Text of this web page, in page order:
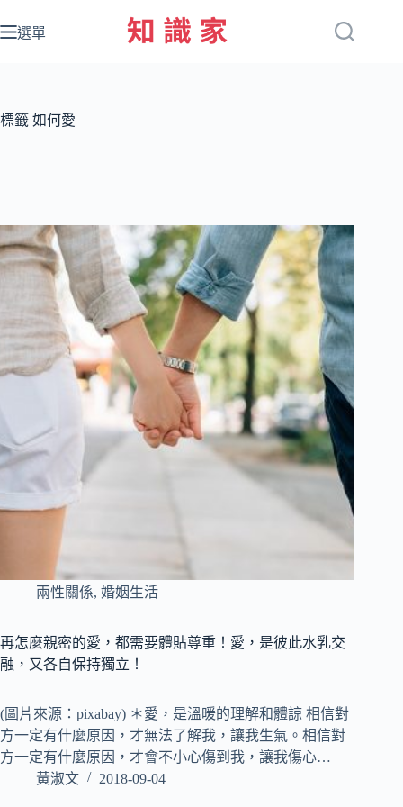
至
容
選單
標籤 如何愛
兩性關係, 婚姻生活
再怎麼親密的愛，都需要體貼尊重！愛，是彼此水乳交
融，又各自保持獨立！
(圖片來源：pixabay) ＊愛，是溫暖的理解和體諒 相信對
方一定有什麼原因，才無法了解我，讓我生氣。相信對
方一定有什麼原因，才會不小心傷到我，讓我傷心…
黃淑文
2018-09-04